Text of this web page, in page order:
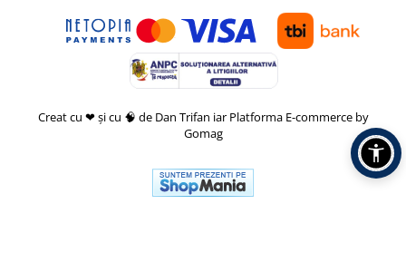
Creat cu ❤ și cu 🧠 de Dan Trifan iar Platforma E-commerce by
Gomag